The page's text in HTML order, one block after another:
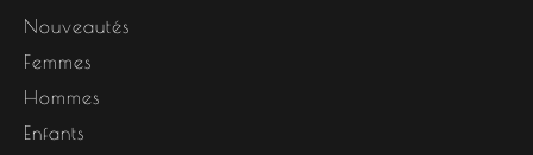
Nouveautés
Femmes
Hommes
Enfants